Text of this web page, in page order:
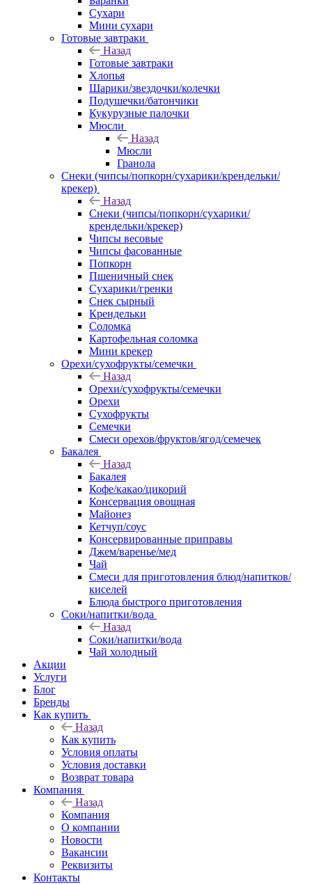
Сухари
Мини сухари
Готовые завтраки
Назад
Готовые завтраки
Хлопья
Шарики/звездочки/колечки
Подушечки/батончики
Кукурузные палочки
Мюсли
Назад
Мюсли
Гранола
Снеки (чипсы/попкорн/сухарики/крендельки/
крекер)
Назад
Снеки (чипсы/попкорн/сухарики/
крендельки/крекер)
Чипсы весовые
Чипсы фасованные
Попкорн
Пшеничный снек
Сухарики/гренки
Снек сырный
Крендельки
Соломка
Картофельная соломка
Мини крекер
Орехи/сухофрукты/семечки
Назад
Орехи/сухофрукты/семечки
Орехи
Сухофрукты
Семечки
Смеси орехов/фруктов/ягод/семечек
Бакалея
Назад
Бакалея
Кофе/какао/цикорий
Консервация овощная
Майонез
Кетчуп/соус
Консервированные приправы
Джем/варенье/мед
Чай
Смеси для приготовления блюд/напитков/
киселей
Блюда быстрого приготовления
Соки/напитки/вода
Назад
Соки/напитки/вода
Чай холодный
Акции
Услуги
Блог
Бренды
Как купить
Назад
Как купить
Условия оплаты
Условия доставки
Возврат товара
Компания
Назад
Компания
О компании
Новости
Вакансии
Реквизиты
Контакты